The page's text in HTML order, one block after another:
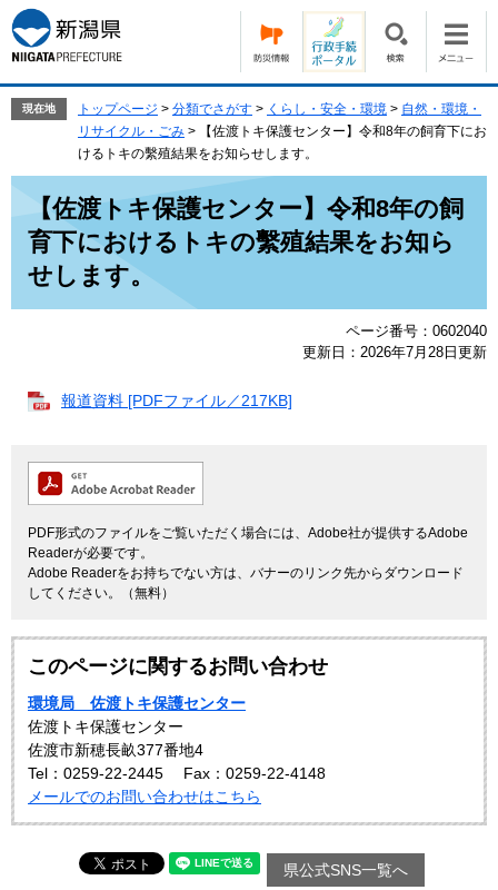
ー
ジ
の
す。
ニ
ュ
ー
し
現在地 トップページ > 分類でさがす > くらし・安全・環境 > 自然・環境・
リサイクル・ごみ >
【佐渡トキ保護センター】令和8年の飼育下にお
けるトキの繫殖結果をお知らせします。
【佐渡トキ保護センター】令和8年の飼
育下におけるトキの繫殖結果をお知ら
せします。
ページ番号：0602040
更新日：2026年7月28日更新
報道資料 [PDFファイル／217KB]
PDF形式のファイルをご覧いただく場合には、Adobe社が提供するAdobe
Readerが必要です。
Adobe Readerをお持ちでない方は、バナーのリンク先からダウンロード
してください。（無料）
このページに関するお問い合わせ
環境局 佐渡トキ保護センター
佐渡トキ保護センター
佐渡市新穂長畝377番地4
Tel：0259-22-2445
Fax：0259‐22‐4148
メールでのお問い合わせはこちら
県公式SNS一覧へ